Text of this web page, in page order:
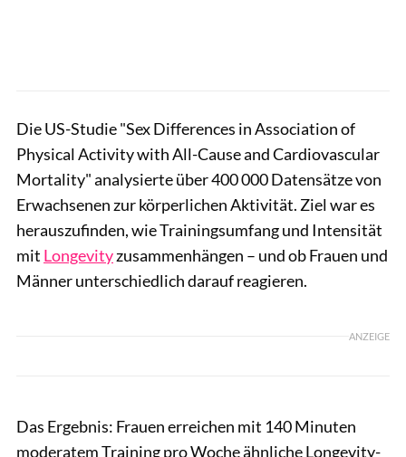
Die US-Studie "Sex Differences in Association of
Physical Activity with All-Cause and Cardiovascular
Mortality" analysierte über 400 000 Datensätze von
Erwachsenen zur körperlichen Aktivität. Ziel war es
herauszufinden, wie Trainingsumfang und Intensität
mit Longevityzusammenhängen – und ob Frauen und
Männer unterschiedlich darauf reagieren.
ANZEIGE
Das Ergebnis: Frauen erreichen mit 140 Minuten
moderatem Training pro Woche ähnliche Longevity-